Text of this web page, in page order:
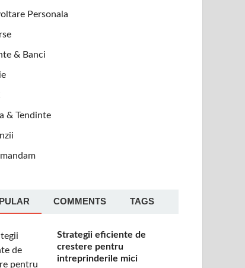
Personala
& Banci
& Tendinte
COMMENTS TAGS
Strategii eficiente de
crestere pentru
intreprinderile mici